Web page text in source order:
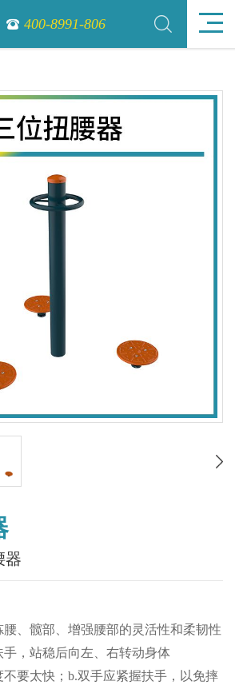
400-8991-806
器
、髋部、增强腰部的灵活性和柔韧性
，站稳后向左、右转动身体
要太快；b.双手应紧握扶手，以免摔